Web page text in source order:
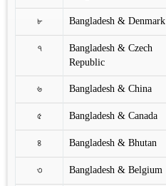
৮ Bangladesh & Denmark
৭
Bangladesh & Czech
Republic
৬ Bangladesh & China
৫ Bangladesh & Canada
৪ Bangladesh & Bhutan
৩ Bangladesh & Belgium